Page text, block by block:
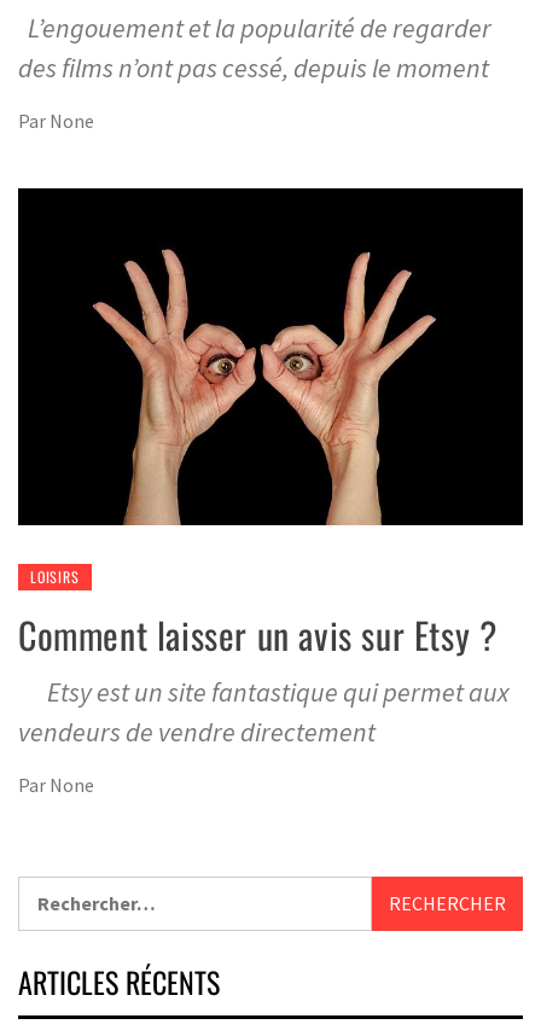
L’engouement et la popularité de regarder
des films n’ont pas cessé, depuis le moment
Par None
LOISIRS
Comment laisser un avis sur Etsy ?
Etsy est un site fantastique qui permet aux
vendeurs de vendre directement
Par None
ARTICLES RÉCENTS